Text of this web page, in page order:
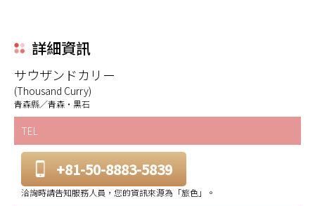
詳細資訊
サウザンドカリー
(Thousand Curry)
青森縣／青森・黒石
TEL
+81-50-8883-5839
洽詢時請告知服務人員，您的資訊來源為「旅色」。